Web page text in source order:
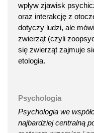
wpływ zjawisk
oraz interakcję z
dotyczy ludzi, ale
zwierząt (czyli
się zwierząt zajmuje
etologia.
Psychologia
Psychologia we
najbardziej centralną